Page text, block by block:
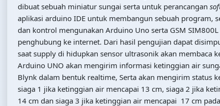
dibuat sebuah miniatur sungai serta untuk perancangan
aplikasi arduino IDE untuk membangun sebuah program,
dan kontrol mengunakan Arduino Uno serta GSM SIM800L
penghubung ke internet. Dari hasil pengujian dapat
saat supply di hidupkan sensor ultrasonik akan membaca
Arduino UNO akan mengirim informasi ketinggian air
Blynk dalam bentuk realtime, Serta akan mengirim status
siaga 1 jika ketinggian air mencapai 13 cm, siaga 2 jika
14 cm dan siaga 3 jika ketinggian air mencapai 17 cm